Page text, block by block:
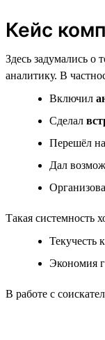
Кейс
Здесь задумались
аналитику. В
Включил
Сделал
Перешёл на
Дал
Такая системность
Текучесть
Экономия
В работе с